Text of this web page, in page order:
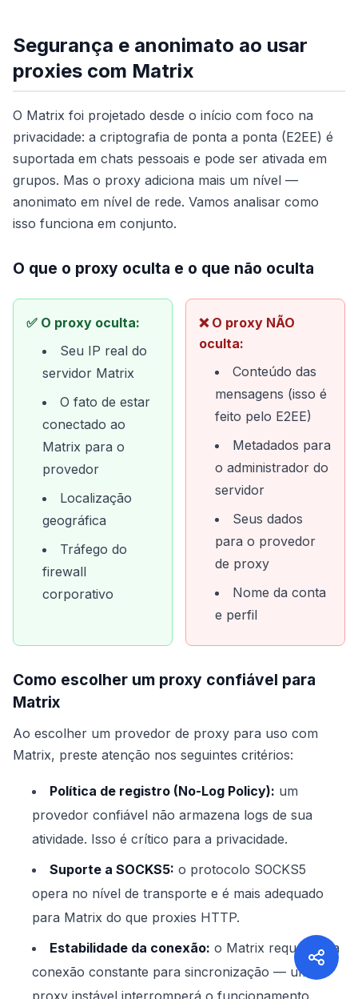
Segurança e anonimato ao usar
proxies com Matrix
O Matrix foi projetado desde o início com foco na
privacidade: a criptografia de ponta a ponta (E2EE) é
suportada em chats pessoais e pode ser ativada em
grupos. Mas o proxy adiciona mais um nível —
anonimato em nível de rede. Vamos analisar como
isso funciona em conjunto.
O que o proxy oculta e o que não oculta
✅ O proxy oculta:
Seu IP real do
servidor Matrix
O fato de estar
conectado ao
Matrix para o
provedor
Localização
geográfica
Tráfego do
firewall
corporativo
❌ O proxy NÃO
oculta:
Conteúdo das
mensagens (isso é
feito pelo E2EE)
Metadados para
o administrador do
servidor
Seus dados
para o provedor
de proxy
Nome da conta
e perfil
Como escolher um proxy confiável para
Matrix
Ao escolher um provedor de proxy para uso com
Matrix, preste atenção nos seguintes critérios:
Política de registro (No-Log Policy): um
provedor confiável não armazena logs de sua
atividade. Isso é crítico para a privacidade.
Suporte a SOCKS5: o protocolo SOCKS5
opera no nível de transporte e é mais adequado
para Matrix do que proxies HTTP.
Estabilidade da conexão: o Matrix requer uma
conexão constante para sincronização — um
proxy instável interromperá o funcionamento.